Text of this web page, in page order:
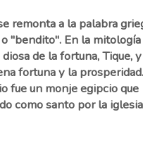
remonta a la palabra
"bendito". En la mitología
de la fortuna, Tique,
fortuna y la
fue un monje egipcio que
como santo por la iglesia